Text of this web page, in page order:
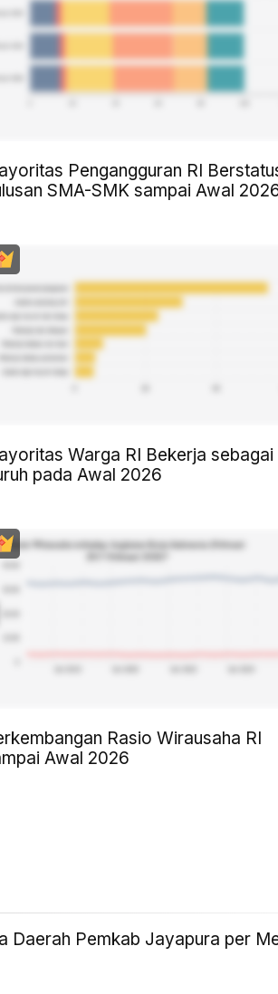
Pengangguran RI
SMA-SMK sampai Awal
Warga RI Bekerja sebagai
pada Awal 2026
Rasio Wirausaha RI
Awal 2026
Daerah Pemkab Jayapura per